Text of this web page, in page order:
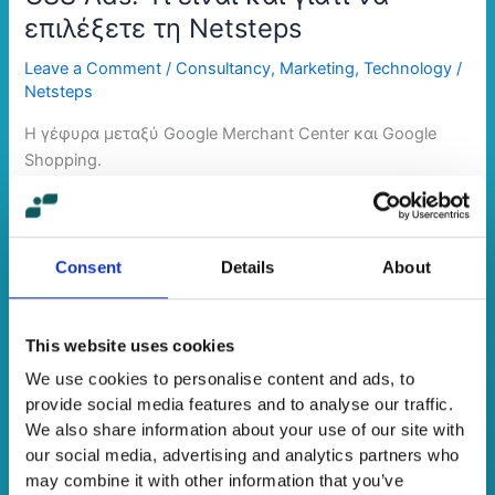
Consent Details About
This website uses cookies
We use cookies to personalise content and ads, to
provide social media features and to analyse our traffic.
We also share information about your use of our site with
our social media, advertising and analytics partners who
may combine it with other information that you’ve
επιλέξετε τη Netsteps
Leave a Comment /Consultancy, Marketing,Technology /
Netsteps
H γέφυρα μεταξύ Google Merchant Center και Google
Shopping.
Read More »
7+1
για
να
αυξήσεις
τις
πωλήσεις
σου